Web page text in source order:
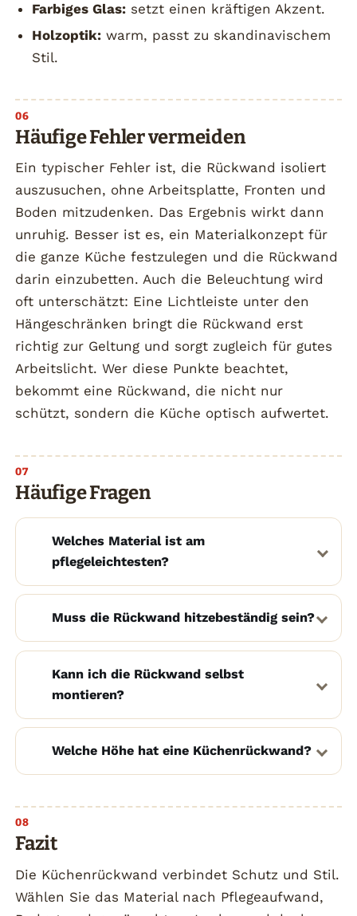
Farbiges Glas:setzt einen kräftigen Akzent.
Holzoptik:warm, passt zu skandinavischem
Stil.
Häufige Fehler vermeiden
Ein typischer Fehler ist, die Rückwand isoliert
auszusuchen, ohne Arbeitsplatte, Fronten und
Boden mitzudenken. Das Ergebnis wirkt dann
unruhig. Besser ist es, ein Materialkonzept für
die ganze Küche festzulegen und die Rückwand
darin einzubetten. Auch die Beleuchtung wird
oft unterschätzt: Eine Lichtleiste unter den
Hängeschränken bringt die Rückwand erst
richtig zur Geltung und sorgt zugleich für gutes
Arbeitslicht. Wer diese Punkte beachtet,
bekommt eine Rückwand, die nicht nur
schützt, sondern die Küche optisch aufwertet.
Häufige Fragen
Welches Material ist am
pflegeleichtesten?
Muss die Rückwand hitzebeständig sein?
Kann ich die Rückwand selbst
montieren?
Welche Höhe hat eine Küchenrückwand?
Fazit
Die Küchenrückwand verbindet Schutz und Stil.
Wählen Sie das Material nach Pflegeaufwand,